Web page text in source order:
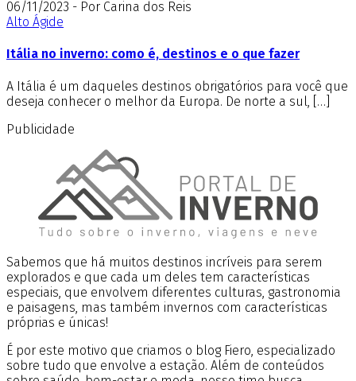
06/11/2023 - Por Carina dos Reis
Alto Ágide
Itália no inverno: como é, destinos e o que fazer
A Itália é um daqueles destinos obrigatórios para você que
deseja conhecer o melhor da Europa. De norte a sul, […]
Publicidade
Sabemos que há muitos destinos incríveis para serem
explorados e que cada um deles tem características
especiais, que envolvem diferentes culturas, gastronomia
e paisagens, mas também invernos com características
próprias e únicas!
É por este motivo que criamos o blog Fiero, especializado
sobre tudo que envolve a estação. Além de conteúdos